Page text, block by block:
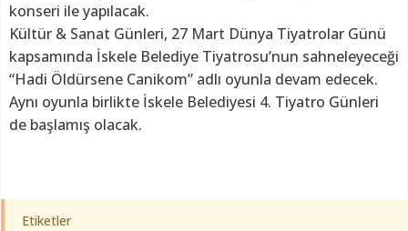
konseri ile yapılacak.
Kültür & Sanat Günleri, 27 Mart Dünya Tiyatrolar Günü
kapsamında İskele Belediye Tiyatrosu’nun sahneleyeceği
“Hadi Öldürsene Canikom” adlı oyunla devam edecek.
Aynı oyunla birlikte İskele Belediyesi 4. Tiyatro Günleri
de başlamış olacak.
Etiketler